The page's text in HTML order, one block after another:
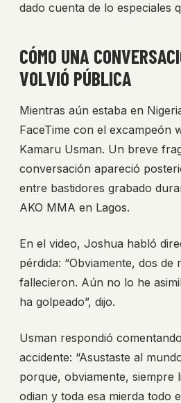
dado cuenta de lo especiales
CÓMO UNA
VOLVIÓ PÚBLICA
Mientras aún estaba en
FaceTime con el excampeón
Kamaru Usman. Un breve
conversación apareció
entre bastidores grabado
AKO MMA en Lagos.
En el video, Joshua habló
pérdida: “Obviamente, dos de
fallecieron. Aún no lo he
ha golpeado”, dijo.
Usman respondió
accidente: “Asustaste al
porque, obviamente, siempre
odian y toda esa mierda todo